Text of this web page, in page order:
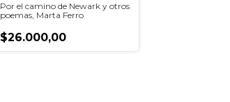
Por el camino de Newark y otros
poemas, Marta Ferro
$26.000,00